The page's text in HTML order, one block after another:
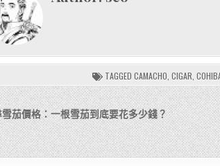
TAGGED CAMACHO CIGAR
茄價格：一根雪茄到底要花多少錢？